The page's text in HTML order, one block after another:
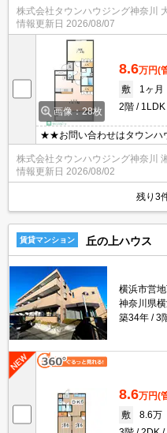
株式会社タウンハウジング神奈川
情報更新日 2026/08/07
画像：28枚
8.6万円(
敷
1ヶ月
2階
1LDK
★★お問い合わせはタウン
株式会社タウンハウジング神奈川
情報更新日 2026/08/02
残り3
賃貸マンション 丘の上ハウス
横浜市営
神奈川県
築34年
3
8.6万円(
敷
8.6万